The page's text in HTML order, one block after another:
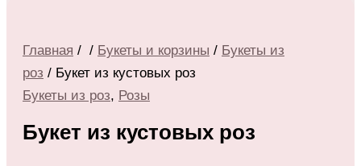
Главная / / Букеты и корзины / Букеты из
роз / Букет из кустовых роз
Букеты из роз, Розы
Букет из кустовых роз